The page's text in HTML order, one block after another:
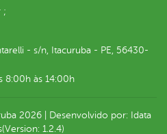
;
- s/n, Itacuruba - PE, 56430-
8:00h às 14:00h
2026 Desenvolvido por: Idata
(Version: 1.2.4)